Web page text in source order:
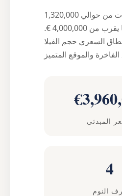
تبدأ أسعار الفيلات من حوالي 1,320,000
€ وتصل إلى ما يقرب من 4,000,000 €.
السعري حجم الفيلا
المبدئي
4
النوم